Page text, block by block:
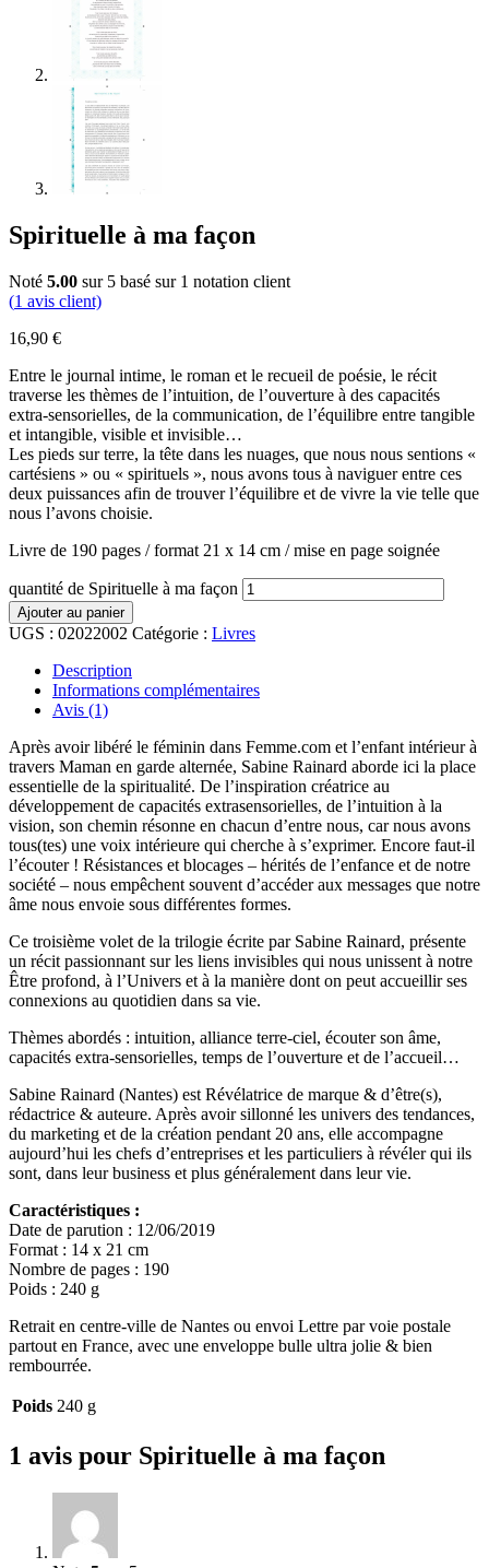
Spirituelle à ma façon
Noté 5.00 sur 5 basé sur 1 notation client
(1 avis client)
16,90 €
Entre le journal intime, le roman et le recueil de poésie, le récit
traverse les thèmes de l’intuition, de l’ouverture à des capacités
extra-sensorielles, de la communication, de l’équilibre entre tangible
et intangible, visible et invisible…
Les pieds sur terre, la tête dans les nuages, que nous nous sentions «
cartésiens » ou « spirituels », nous avons tous à naviguer entre ces
deux puissances afin de trouver l’équilibre et de vivre la vie telle que
nous l’avons choisie.
Livre de 190 pages / format 21 x 14 cm / mise en page soignée
quantité de Spirituelle à ma façon
Ajouter au panier
UGS : 02022002 Catégorie : Livres
Description
Informations complémentaires
Avis (1)
Après avoir libéré le féminin dans Femme.com et l’enfant intérieur à
travers Maman en garde alternée, Sabine Rainard aborde ici la place
essentielle de la spiritualité. De l’inspiration créatrice au
développement de capacités extrasensorielles, de l’intuition à la
vision, son chemin résonne en chacun d’entre nous, car nous avons
tous(tes) une voix intérieure qui cherche à s’exprimer. Encore faut-il
l’écouter ! Résistances et blocages – hérités de l’enfance et de notre
société – nous empêchent souvent d’accéder aux messages que notre
âme nous envoie sous différentes formes.
Ce troisième volet de la trilogie écrite par Sabine Rainard, présente
un récit passionnant sur les liens invisibles qui nous unissent à notre
Être profond, à l’Univers et à la manière dont on peut accueillir ses
connexions au quotidien dans sa vie.
Thèmes abordés : intuition, alliance terre-ciel, écouter son âme,
capacités extra-sensorielles, temps de l’ouverture et de l’accueil…
Sabine Rainard (Nantes) est Révélatrice de marque & d’être(s),
rédactrice & auteure. Après avoir sillonné les univers des tendances,
du marketing et de la création pendant 20 ans, elle accompagne
aujourd’hui les chefs d’entreprises et les particuliers à révéler qui ils
sont, dans leur business et plus généralement dans leur vie.
Caractéristiques :
Date de parution : 12/06/2019
Format : 14 x 21 cm
Nombre de pages : 190
Poids : 240 g
Retrait en centre-ville de Nantes ou envoi Lettre par voie postale
partout en France, avec une enveloppe bulle ultra jolie & bien
rembourrée.
Poids 240 g
1 avis pour Spirituelle à ma façon